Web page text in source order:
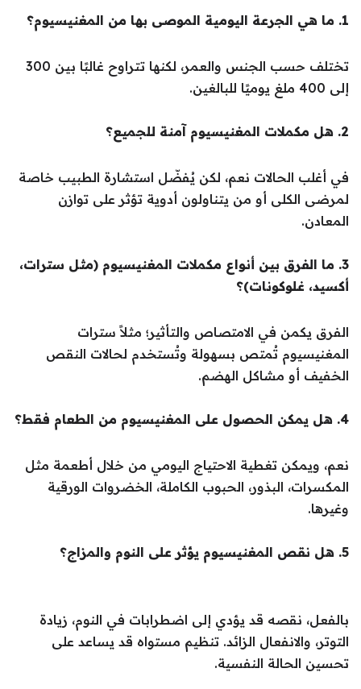
1. ما هي الجرعة اليومية الموصى بها من المغنيسيوم؟
تختلف حسب الجنس والعمر، لكنها تتراوح غالبًا بين 300
إلى 400 ملغ يوميًا للبالغين.
2. هل مكملات المغنيسيوم آمنة للجميع؟
في أغلب الحالات نعم، لكن يُفضّل استشارة الطبيب خاصة
لمرضى الكلى أو من يتناولون أدوية تؤثر على توازن
المعادن.
3. ما الفرق بين أنواع مكملات المغنيسيوم (مثل سترات،
أكسيد، غلوكونات)؟
الفرق يكمن في الامتصاص والتأثير؛ مثلاً سترات
المغنيسيوم تُمتص بسهولة وتُستخدم لحالات النقص
الخفيف أو مشاكل الهضم.
4. هل يمكن الحصول على المغنيسيوم من الطعام فقط؟
نعم، ويمكن تغطية الاحتياج اليومي من خلال أطعمة مثل
المكسرات، البذور، الحبوب الكاملة، الخضروات الورقية
وغيرها.
5. هل نقص المغنيسيوم يؤثر على النوم والمزاج؟
بالفعل، نقصه قد يؤدي إلى اضطرابات في النوم، زيادة
التوتر، والانفعال الزائد. تنظيم مستواه قد يساعد على
تحسين الحالة النفسية.